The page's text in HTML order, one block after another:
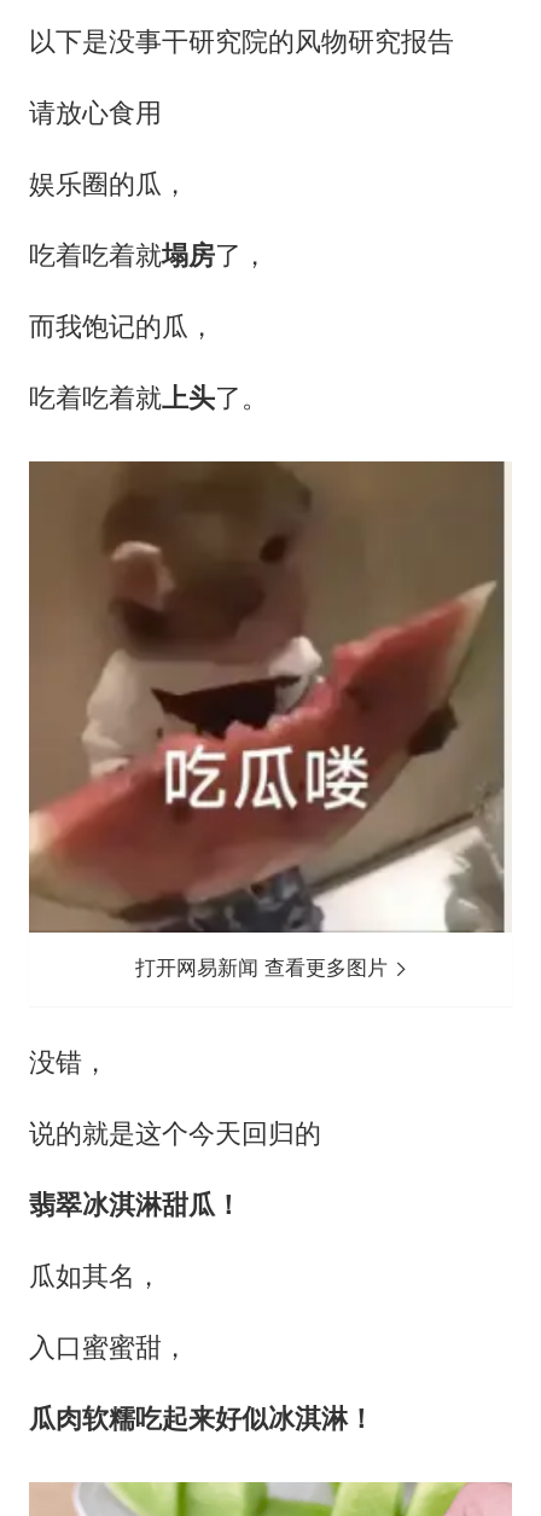
以下是没事干研究院的风物研究报告
请放心食用
娱乐圈的瓜，
吃着吃着就塌房了，
而我饱记的瓜，
吃着吃着就上头了。
打开网易新闻 查看更多图片
没错，
说的就是这个今天回归的
翡翠冰淇淋甜瓜！
瓜如其名，
入口蜜蜜甜，
瓜肉软糯吃起来好似冰淇淋！